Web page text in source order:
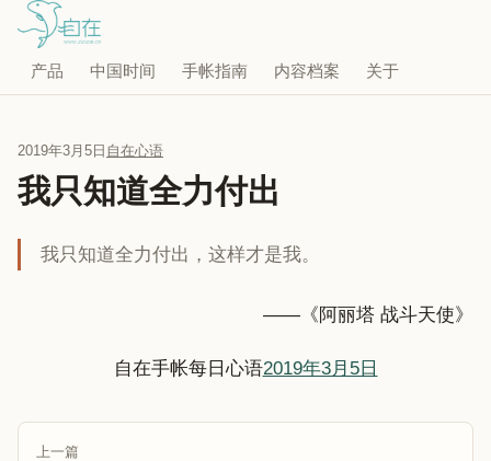
产品 中国时间 手帐指南 内容档案 关于
2019年3月5日 自在心语
我只知道全力付出
我只知道全力付出，这样才是我。
——《阿丽塔 战斗天使》
自在手帐每日心语2019年3月5日
上一篇